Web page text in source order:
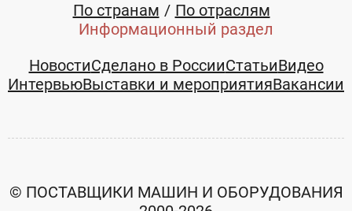
По странам
По отраслям
Информационный раздел
НовостиСделано в РоссииСтатьиВидео
ИнтервьюВыставки и мероприятияВакансии
© ПОСТАВЩИКИ МАШИН И ОБОРУДОВАНИЯ